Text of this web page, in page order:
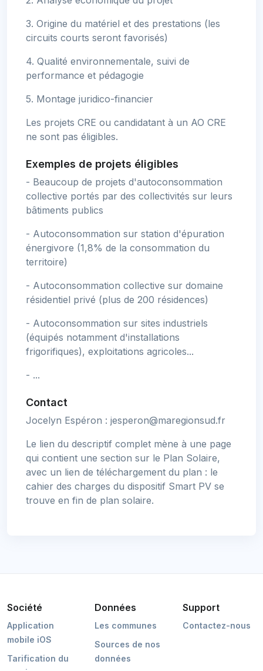
3. Origine du matériel et des prestations (les
circuits courts seront favorisés)
4. Qualité environnementale, suivi de
performance et pédagogie
5. Montage juridico-financier
Les projets CRE ou candidatant à un AO CRE
ne sont pas éligibles.
Exemples de projets éligibles
- Beaucoup de projets d'autoconsommation
collective portés par des collectivités sur leurs
bâtiments publics
- Autoconsommation sur station d'épuration
énergivore (1,8% de la consommation du
territoire)
- Autoconsommation collective sur domaine
résidentiel privé (plus de 200 résidences)
- Autoconsommation sur sites industriels
(équipés notamment d'installations
frigorifiques), exploitations agricoles...
- ...
Contact
Jocelyn Espéron : jesperon@maregionsud.fr
Le lien du descriptif complet mène à une page
qui contient une section sur le Plan Solaire,
avec un lien de téléchargement du plan : le
cahier des charges du dispositif Smart PV se
trouve en fin de plan solaire.
Société
Application
mobile iOS
Tarification du
Données
Les communes
Sources de nos
données
Support
Contactez-nous